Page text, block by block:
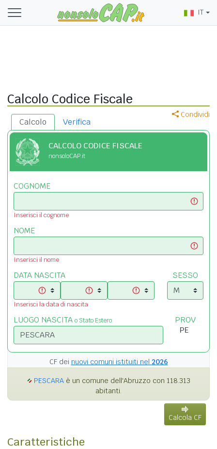
IT
Calcolo Codice Fiscale
Condividi
Calcolo Verifica
CALCOLO CODICE FISCALE
nonsoloCAP.it
COGNOME
Inserisci il cognome
NOME
Inserisci il nome
DATA NASCITA
Inserisci la data di nascita
SESSO
LUOGO NASCITA o Stato Estero PROV
CF dei nuovi comuni istituiti nel 2026
PESCARAè un comune dell'Abruzzo con 118.313
abitanti.
Calcola CF
Caratteristiche